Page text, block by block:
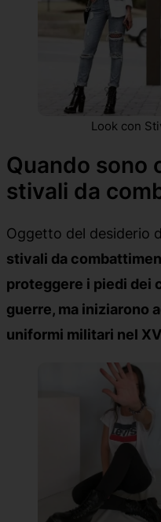
Look con
Quando sono
stivali da
Oggetto del desiderio
stivali da
proteggere i piedi dei
guerre, ma iniziarono
uniformi militari nel